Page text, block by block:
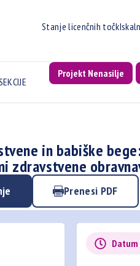
Stanje licenčnih točk
Projekt Nenasilje
in babiške
zdravstvene
Prenesi PDF
Datum